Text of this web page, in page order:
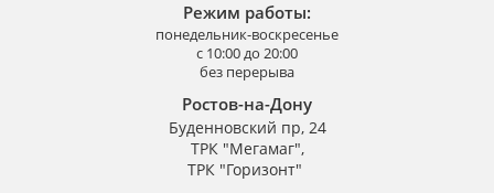
Режим работы:
понедельник-воскресенье
с 10:00 до 20:00
без перерыва
Ростов-на-Дону
Буденновский пр, 24
ТРК "Мегамаг",
ТРК "Горизонт"